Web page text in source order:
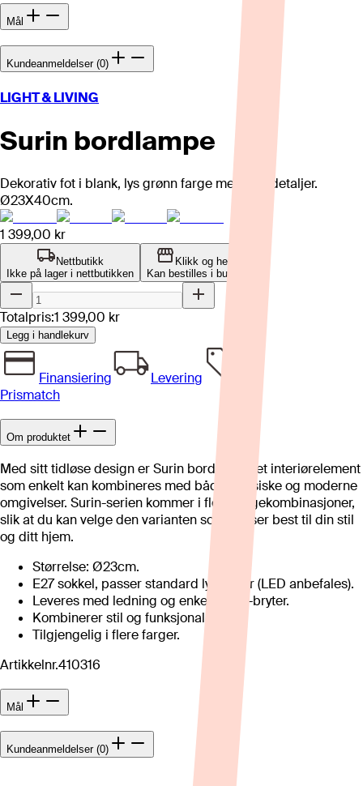
Mål
Kundeanmeldelser (0)
LIGHT & LIVING
Surin bordlampe
Dekorativ fot i blank, lys grønn farge med gull detaljer.
Ø23X40cm.
1 399,00 kr
Nettbutikk
Ikke på lager i nettbutikken
Klikk og hent
Kan bestilles i butikk
Totalpris:1 399,00 kr
Legg i handlekurv
Finansiering
Levering
Prismatch
Om produktet
Med sitt tidløse design er Surin bordlampe et interiørelement
som enkelt kan kombineres med både klassiske og moderne
omgivelser. Surin-serien kommer i flere fargekombinasjoner,
slik at du kan velge den varianten som passer best til din stil
og ditt hjem.
Størrelse: Ø23cm.
E27 sokkel, passer standard lyspærer (LED anbefales).
Leveres med ledning og enkel av/på-bryter.
Kombinerer stil og funksjonalitet.
Tilgjengelig i flere farger.
Artikkelnr.410316
Mål
Kundeanmeldelser (0)